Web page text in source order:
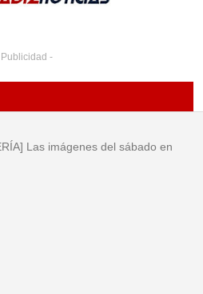
-
Las imágenes del sábado en